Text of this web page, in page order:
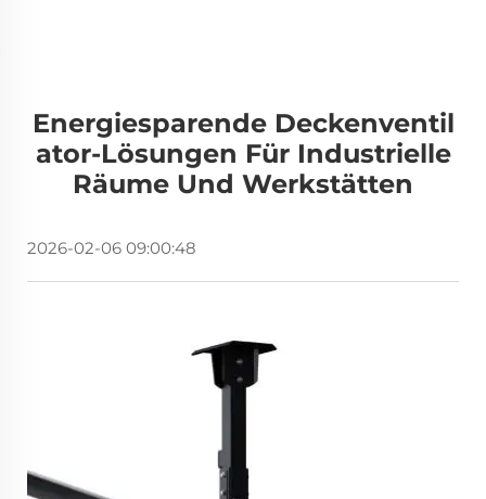
Energiesparende Deckenventil
Ator-Lösungen Für Industrielle
Räume Und Werkstätten
2026-02-06 09:00:48